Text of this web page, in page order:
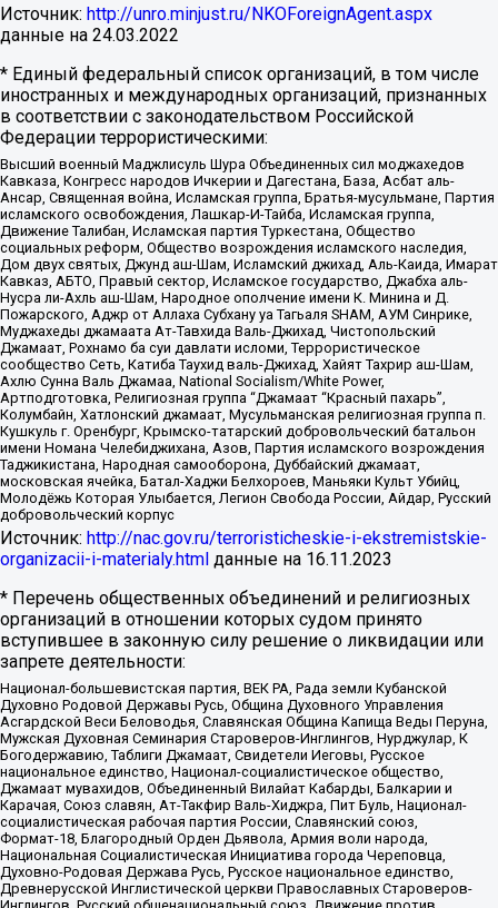
Источник: http://unro.minjust.ru/NKOForeignAgent.aspx
данные на 24.03.2022
* Единый федеральный список организаций, в том числе
иностранных и международных организаций, признанных
в соответствии с законодательством Российской
Федерации террористическими:
Высший военный Маджлисуль Шура Объединенных сил моджахедов
Кавказа, Конгресс народов Ичкерии и Дагестана, База, Асбат аль-
Ансар, Священная война, Исламская группа, Братья-мусульмане, Партия
исламского освобождения, Лашкар-И-Тайба, Исламская группа,
Движение Талибан, Исламская партия Туркестана, Общество
социальных реформ, Общество возрождения исламского наследия,
Дом двух святых, Джунд аш-Шам, Исламский джихад, Аль-Каида, Имарат
Кавказ, АБТО, Правый сектор, Исламское государство, Джабха аль-
Нусра ли-Ахль аш-Шам, Народное ополчение имени К. Минина и Д.
Пожарского, Аджр от Аллаха Субхану уа Тагьаля SHAM, АУМ Синрике,
Муджахеды джамаата Ат-Тавхида Валь-Джихад, Чистопольский
Джамаат, Рохнамо ба суи давлати исломи, Террористическое
сообщество Сеть, Катиба Таухид валь-Джихад, Хайят Тахрир аш-Шам,
Ахлю Сунна Валь Джамаа, National Socialism/White Power,
Артподготовка, Религиозная группа “Джамаат “Красный пахарь”,
Колумбайн, Хатлонский джамаат, Мусульманская религиозная группа п.
Кушкуль г. Оренбург, Крымско-татарский добровольческий батальон
имени Номана Челебиджихана, Азов, Партия исламского возрождения
Таджикистана, Народная самооборона, Дуббайский джамаат,
московская ячейка, Батал-Хаджи Белхороев, Маньяки Культ Убийц,
Молодёжь Которая Улыбается, Легион Свобода России, Айдар, Русский
добровольческий корпус
Источник: http://nac.gov.ru/terroristicheskie-i-ekstremistskie-
organizacii-i-materialy.html данные на 16.11.2023
* Перечень общественных объединений и религиозных
организаций в отношении которых судом принято
вступившее в законную силу решение о ликвидации или
запрете деятельности:
Национал-большевистская партия, ВЕК РА, Рада земли Кубанской
Духовно Родовой Державы Русь, Община Духовного Управления
Асгардской Веси Беловодья, Славянская Община Капища Веды Перуна,
Мужская Духовная Семинария Староверов-Инглингов, Нурджулар, К
Богодержавию, Таблиги Джамаат, Свидетели Иеговы, Русское
национальное единство, Национал-социалистическое общество,
Джамаат мувахидов, Объединенный Вилайат Кабарды, Балкарии и
Карачая, Союз славян, Ат-Такфир Валь-Хиджра, Пит Буль, Национал-
социалистическая рабочая партия России, Славянский союз,
Формат-18, Благородный Орден Дьявола, Армия воли народа,
Национальная Социалистическая Инициатива города Череповца,
Духовно-Родовая Держава Русь, Русское национальное единство,
Древнерусской Инглистической церкви Православных Староверов-